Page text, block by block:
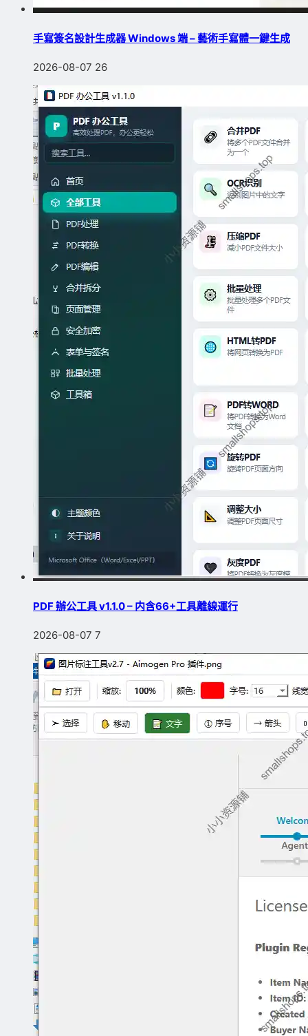
手寫簽名設計生成器 Windows 端 – 藝術手寫體一鍵生成
2026-08-07 26
PDF 辦公工具 v1.1.0 – 内含66+工具離線運行
2026-08-07 7